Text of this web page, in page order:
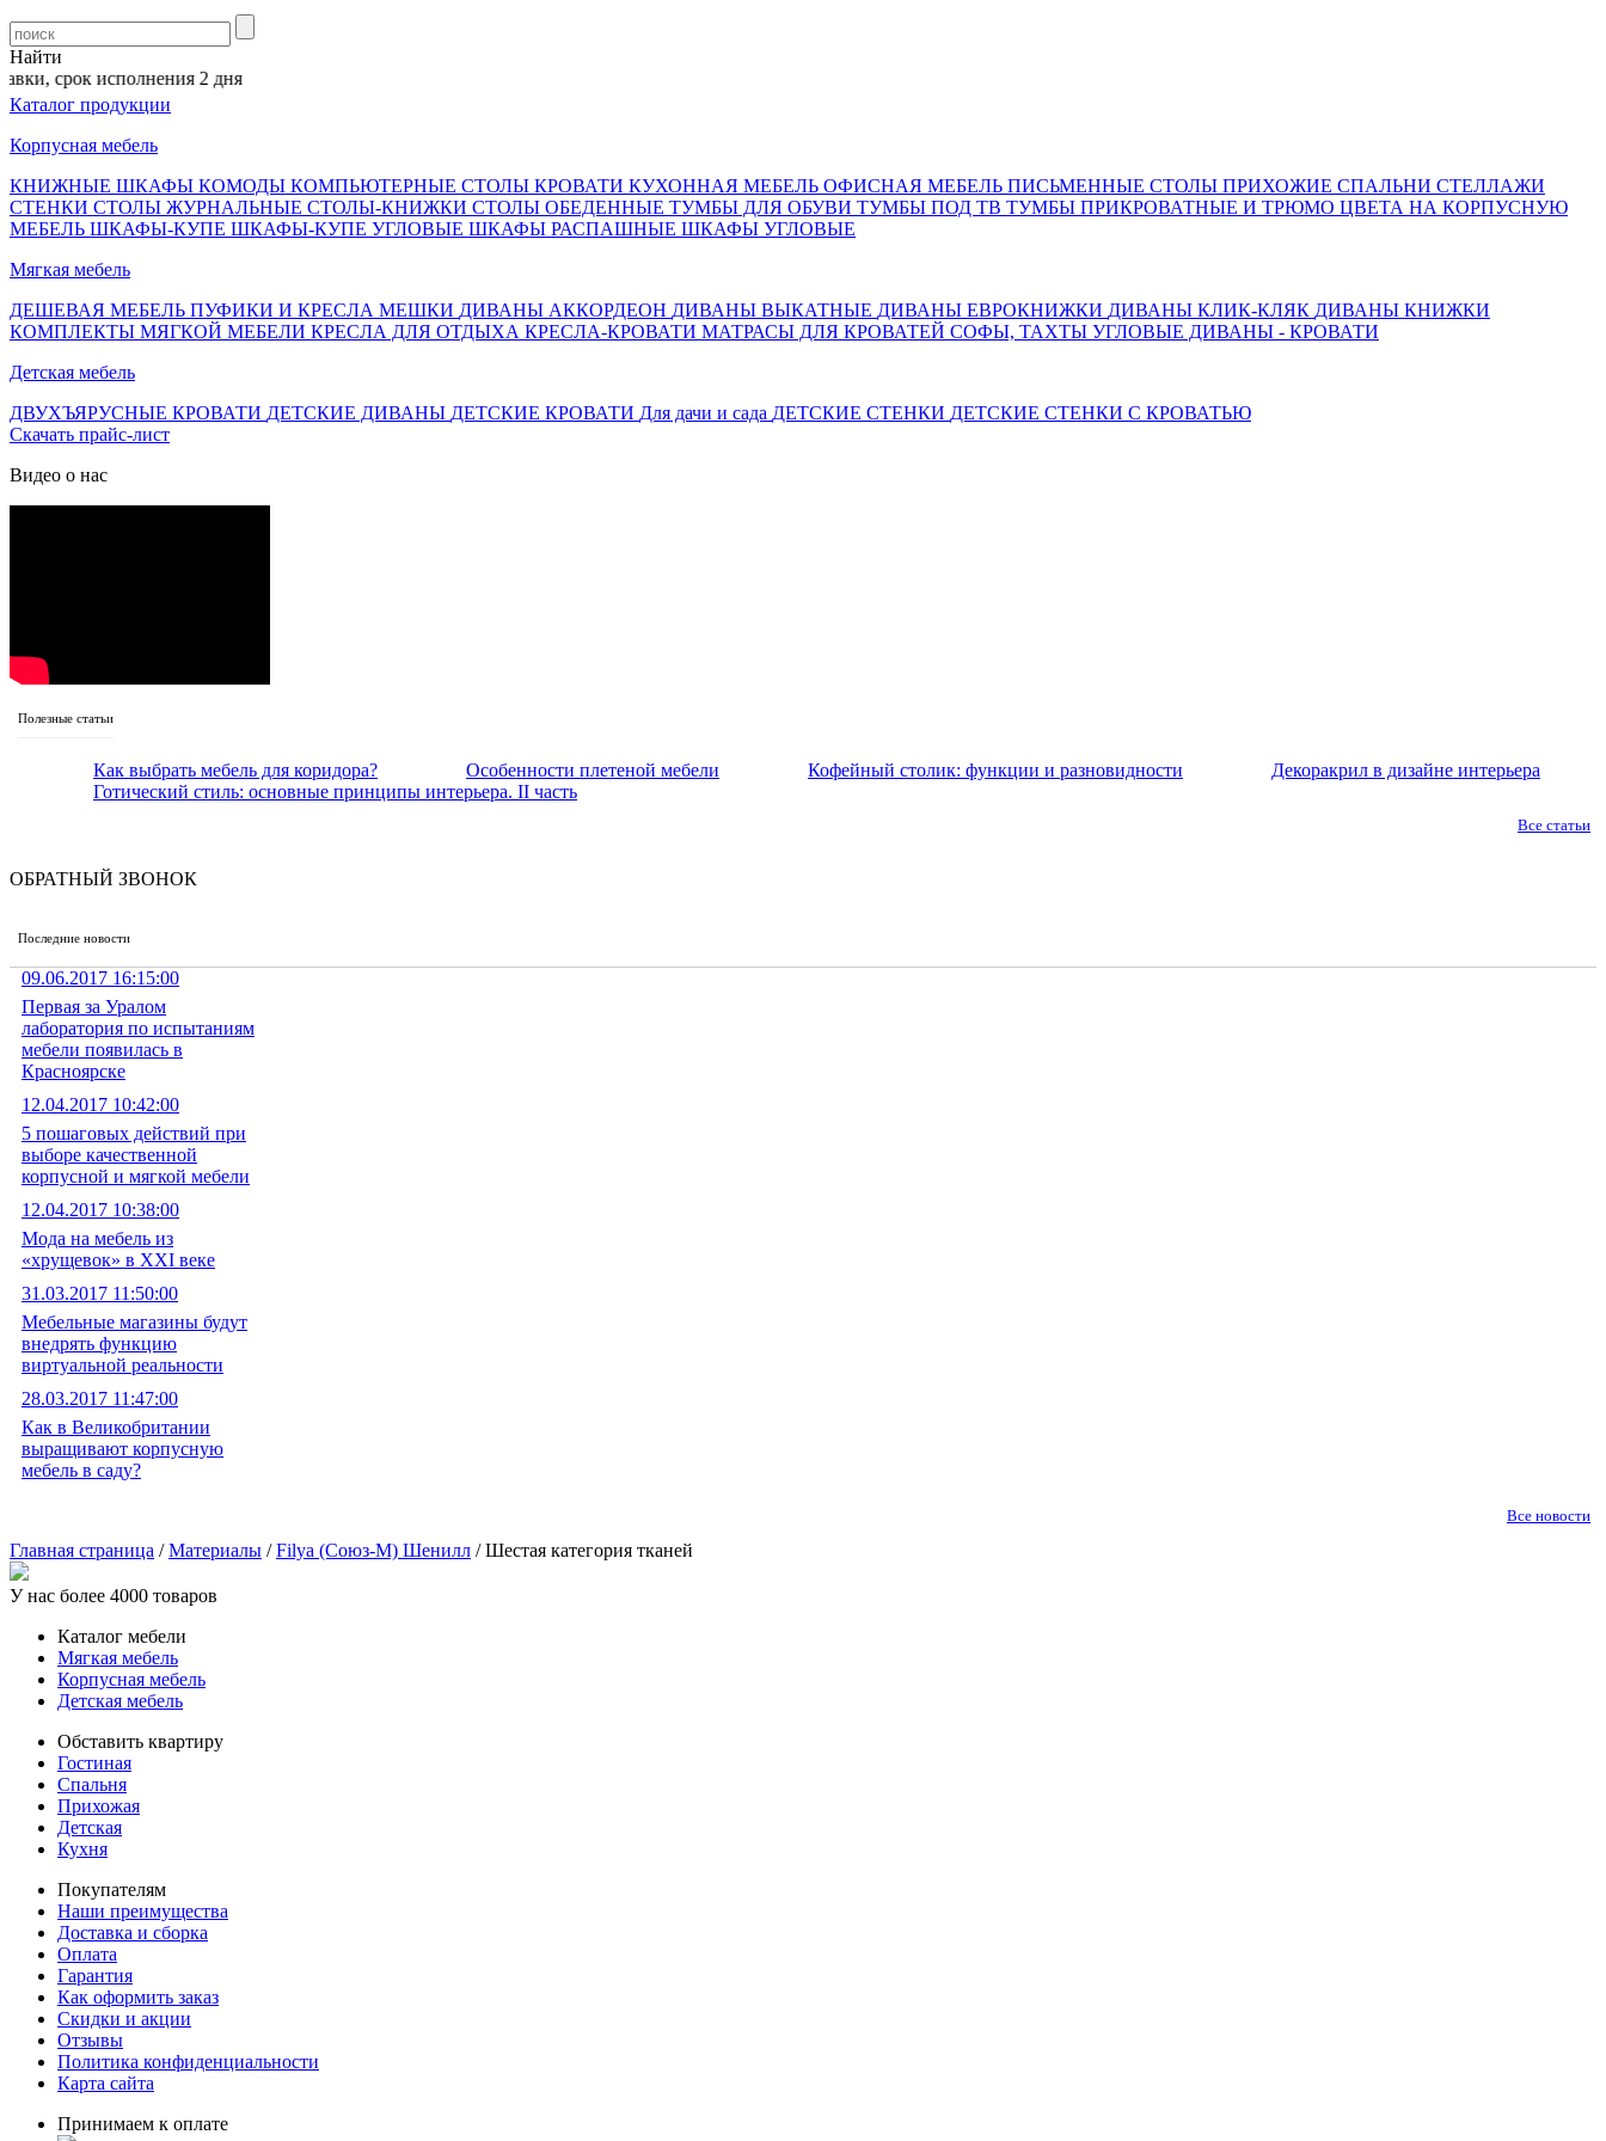
Найти
срок исполнения 2 дня
Каталог продукции
Корпусная мебель
КНИЖНЫЕ ШКАФЫ КОМОДЫ КОМПЬЮТЕРНЫЕ СТОЛЫ КРОВАТИ КУХОННАЯ МЕБЕЛЬ ОФИСНАЯ МЕБЕЛЬ ПИСЬМЕННЫЕ СТОЛЫ ПРИХОЖИЕ СПАЛЬНИ СТЕЛЛАЖИ
СТЕНКИ СТОЛЫ ЖУРНАЛЬНЫЕ СТОЛЫ-КНИЖКИ СТОЛЫ ОБЕДЕННЫЕ ТУМБЫ ДЛЯ ОБУВИ ТУМБЫ ПОД ТВ ТУМБЫ ПРИКРОВАТНЫЕ И ТРЮМО ЦВЕТА НА КОРПУСНУЮ
МЕБЕЛЬ ШКАФЫ-КУПЕ ШКАФЫ-КУПЕ УГЛОВЫЕ ШКАФЫ РАСПАШНЫЕ ШКАФЫ УГЛОВЫЕ
Мягкая мебель
ДЕШЕВАЯ МЕБЕЛЬ ПУФИКИ И КРЕСЛА МЕШКИ ДИВАНЫ АККОРДЕОН ДИВАНЫ ВЫКАТНЫЕ ДИВАНЫ ЕВРОКНИЖКИ ДИВАНЫ КЛИК-КЛЯК ДИВАНЫ КНИЖКИ
КОМПЛЕКТЫ МЯГКОЙ МЕБЕЛИ КРЕСЛА ДЛЯ ОТДЫХА КРЕСЛА-КРОВАТИ МАТРАСЫ ДЛЯ КРОВАТЕЙ СОФЫ, ТАХТЫ УГЛОВЫЕ ДИВАНЫ - КРОВАТИ
Детская мебель
ДВУХЪЯРУСНЫЕ КРОВАТИ ДЕТСКИЕ ДИВАНЫ ДЕТСКИЕ КРОВАТИ Для дачи и сада ДЕТСКИЕ СТЕНКИ ДЕТСКИЕ СТЕНКИ С КРОВАТЬЮ
Скачать прайс-лист
Видео о нас
Полезные статьи
Как выбрать мебель для коридора? Особенности плетеной мебели Кофейный столик: функции и разновидности
Декоракрил в дизайне интерьера
Готический стиль: основные принципы интерьера. II часть
Все статьи
ОБРАТНЫЙ ЗВОНОК
Последние новости
09.06.2017 16:15:00
Первая за Уралом
лаборатория по испытаниям
мебели появилась в
Красноярске
12.04.2017 10:42:00
5 пошаговых действий при
выборе качественной
корпусной и мягкой мебели
12.04.2017 10:38:00
Мода на мебель из
«хрущевок» в XXI веке
31.03.2017 11:50:00
Мебельные магазины будут
внедрять функцию
виртуальной реальности
28.03.2017 11:47:00
Как в Великобритании
выращивают корпусную
мебель в саду?
Все новости
Главная страница /Материалы /Filya (Союз-М) Шенилл / Шестая категория тканей
У нас более 4000 товаров
Каталог мебели
Мягкая мебель
Корпусная мебель
Детская мебель
Обставить квартиру
Гостиная
Спальня
Прихожая
Детская
Кухня
Покупателям
Наши преимущества
Доставка и сборка
Оплата
Гарантия
Как оформить заказ
Скидки и акции
Отзывы
Политика конфиденциальности
Карта сайта
Принимаем к оплате